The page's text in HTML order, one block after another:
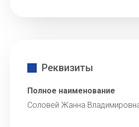
Реквизиты
Полное наименование
Соловей Жанна